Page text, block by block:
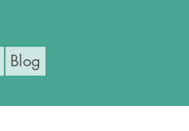
Blog